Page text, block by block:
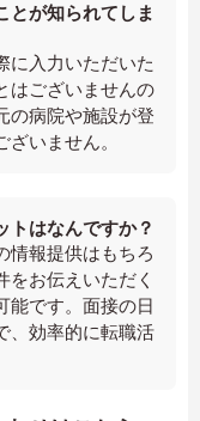
とが知られてしま
に入力いただいた
はございませんの
の病院や施設が登
いません。
トはなんですか？
情報提供はもちろ
をお伝えいただく
能です。面接の日
、効率的に転職活